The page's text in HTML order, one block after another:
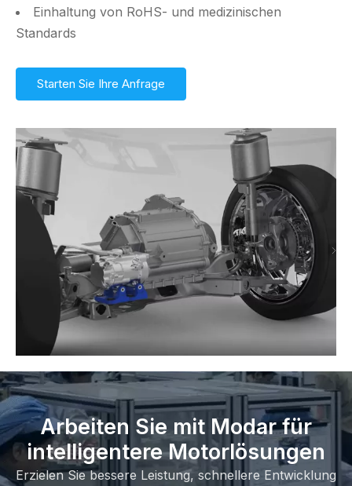
Einhaltung von RoHS- und medizinischen
Standards
Starten Sie Ihre Anfrage
Arbeiten Sie mit Modar für
intelligentere Motorlösungen
Erzielen Sie bessere Leistung, schnellere Entwicklung